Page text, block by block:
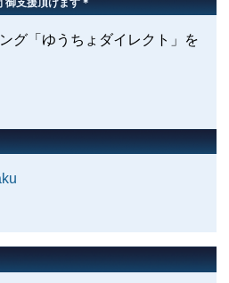
御支援頂けます＊
グ「ゆうちょダイレクト」を